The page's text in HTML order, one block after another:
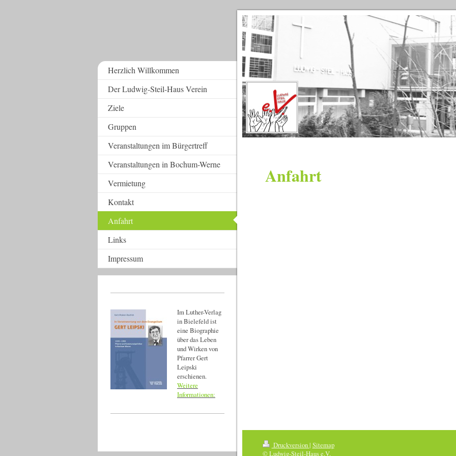
Anfahrt
Druckversion| Sitemap
© Ludwig-Steil-Haus e.V.
Herzlich Willkommen
Der Ludwig-Steil-Haus Verein
Ziele
Gruppen
Veranstaltungen im Bürgertreff
Veranstaltungen in Bochum-Werne
Vermietung
Kontakt
Anfahrt
Links
Impressum
Im Luther-Verlag
inBielefeldist
eine Biographie
über das Leben
und Wirken von
Pfarrer Gert
Leipski
erschienen.
Weitere
Informationen: